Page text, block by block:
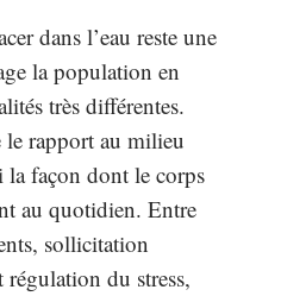
dans l’eau reste une
la population en
très différentes.
rapport au milieu
la façon dont le corps
au quotidien. Entre
sollicitation
du stress,